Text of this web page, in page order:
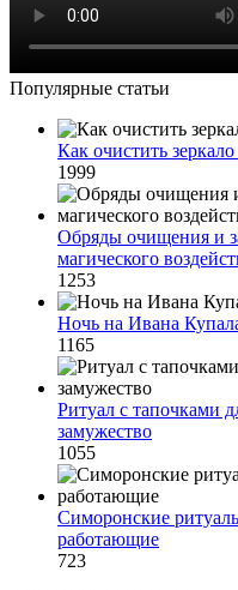
Популярные статьи
Как очистить
1999
Обряды очищения и
магического
1253
Ночь на Ивана
1165
Ритуал с тапочками
замужество
1055
Симоронские
работающие
723